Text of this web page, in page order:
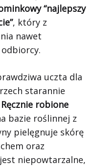
“najlepszy
, który z
nawet
uczta dla
starannie
Ręcznie robione
bazie roślinnej z
pielęgnuje skórę
oraz
niepowtarzalne,